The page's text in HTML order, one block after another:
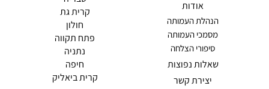
קרית גת
חולון
פתח תקווה
נתניה
חיפה
קרית ביאליק
אודות
הנהלת העמותה
מסמכי העמותה
סיפורי הצלחה
שאלות נפוצות
יצירת קשר